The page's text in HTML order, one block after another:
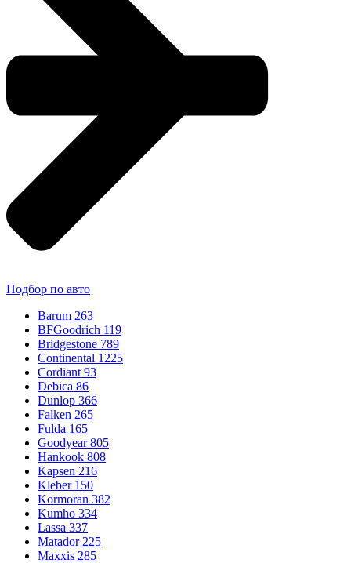
Подбор по авто
Barum 263
BFGoodrich 119
Bridgestone 789
Continental 1225
Cordiant 93
Debica 86
Dunlop 366
Falken 265
Fulda 165
Goodyear 805
Hankook 808
Kapsen 216
Kleber 150
Kormoran 382
Kumho 334
Lassa 337
Matador 225
Maxxis 285